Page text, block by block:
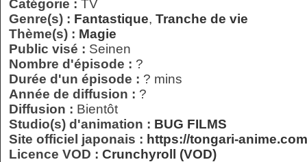
Catégorie : TV
Genre(s) : Fantastique, Tranche de vie
Thème(s) : Magie
Public visé : Seinen
Nombre d'épisode : ?
Durée d'un épisode : ? mins
Année de diffusion : ?
Diffusion : Bientôt
Studio(s) d'animation : BUG FILMS
Site officiel japonais : https://tongari-
Licence VOD : Crunchyroll (VOD)